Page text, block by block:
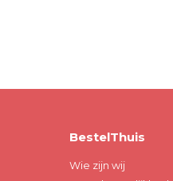
BestelThuis
Wie zijn wij